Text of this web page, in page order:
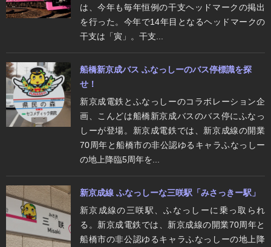
は、今年も毎年恒例の干支ヘッドマークの掲出
を行った。今年で14年目となるヘッドマークの
干支は「寅」。干支...
船橋新京成バス ふなっしーのバス停標識を探
せ！
新京成電鉄とふなっしーのコラボレーション企
画、こんどは船橋新京成バスのバス停にふなっ
しーが登場。新京成電鉄では、新京成線の開業
70周年と船橋市の非公認ゆるキャラふなっしー
の地上降臨5周年を...
新京成線 ふなっしーな三咲駅「みさっきー駅」
新京成線の三咲駅、ふなっしーに乗っ取られ
る。新京成電鉄では、新京成線の開業70周年と
船橋市の非公認ゆるキャラふなっしーの地上降